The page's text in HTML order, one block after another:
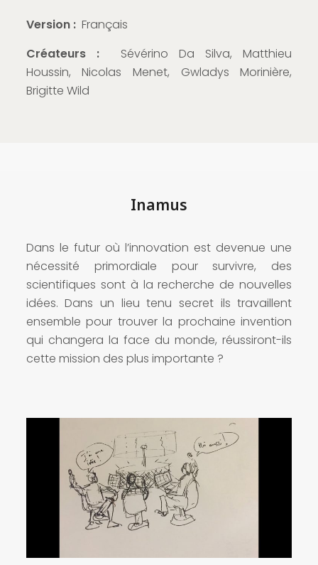
Version :Français
Créateurs :Sévérino Da Silva, Matthieu
Houssin, Nicolas Menet, Gwladys Morinière,
Brigitte Wild
Inamus
Dans le futur où l’innovation est devenue une
nécessité primordiale pour survivre, des
scientifiques sont à la recherche de nouvelles
idées. Dans un lieu tenu secret ils travaillent
ensemble pour trouver la prochaine invention
qui changera la face du monde, réussiront-ils
cette mission des plus importante ?